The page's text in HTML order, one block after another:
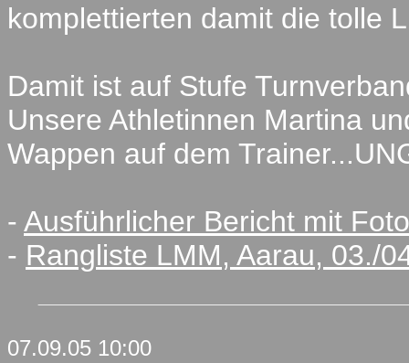
komplettierten damit die tolle
Damit ist auf Stufe
Unsere Athletinnen Martina
Wappen auf dem
- Ausführlicher Bericht mit
- Rangliste LMM, Aarau, 03./
07.09.05 10:00